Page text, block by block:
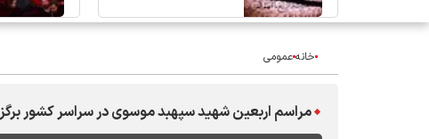
خانهعمومی
مراسم اربعین شهید سپهبد موسوی در سراسر کشور